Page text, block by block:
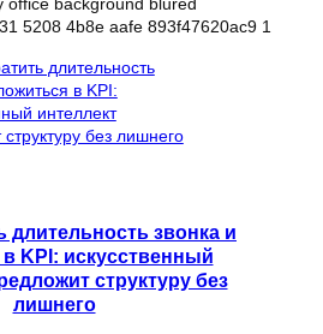
длительность звонка и
KPI: искусственный
структуру без
лишнего